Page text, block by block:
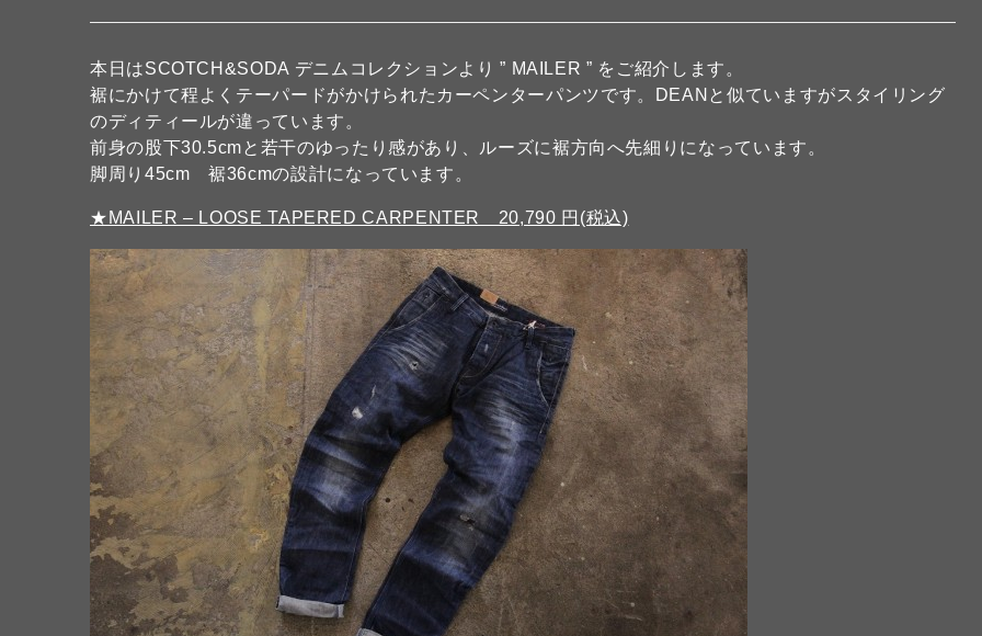
本日はSCOTCH&SODA デニムコレクションより ” MAILER ” をご紹介します。
裾にかけて程よくテーパードがかけられたカーペンターパンツです。DEANと似ていますがスタイリング
のディティールが違っています。
前身の股下30.5cmと若干のゆったり感があり、ルーズに裾方向へ先細りになっています。
脚周り45cm 裾36cmの設計になっています。
★MAILER – LOOSE TAPERED CARPENTER 20,790 円(税込)